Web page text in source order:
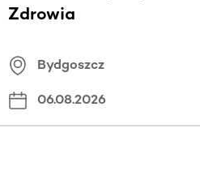
Zdrowia
Bydgoszcz
06.08.2026